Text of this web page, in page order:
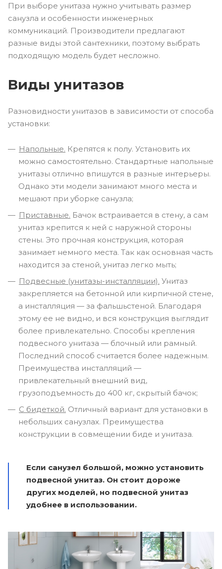
При выборе унитаза нужно учитывать размер
санузла и особенности инженерных
коммуникаций. Производители предлагают
разные виды этой сантехники, поэтому выбрать
подходящую модель будет несложно.
Виды унитазов
Разновидности унитазов в зависимости от способа
установки:
Напольные. Крепятся к полу. Установить их
можно самостоятельно. Стандартные напольные
унитазы отлично впишутся в разные интерьеры.
Однако эти модели занимают много места и
мешают при уборке санузла;
Приставные. Бачок встраивается в стену, а сам
унитаз крепится к ней с наружной стороны
стены. Это прочная конструкция, которая
занимает немного места. Так как основная часть
находится за стеной, унитаз легко мыть;
Подвесные (унитазы-инсталляции). Унитаз
закрепляется на бетонной или кирпичной стене,
а инсталляция — за фальшьстеной. Благодаря
этому ее не видно, и вся конструкция выглядит
более привлекательно. Способы крепления
подвесного унитаза — блочный или рамный.
Последний способ считается более надежным.
Преимущества инсталляций —
привлекательный внешний вид,
грузоподъемность до 400 кг, скрытый бачок;
С бидеткой. Отличный вариант для установки в
небольших санузлах. Преимущества
конструкции в совмещении биде и унитаза.
Если санузел большой, можно установить
подвесной унитаз. Он стоит дороже
других моделей, но подвесной унитаз
удобнее в использовании.